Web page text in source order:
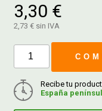
3,30 €
2,73 € sin IVA
Recibe tu
España